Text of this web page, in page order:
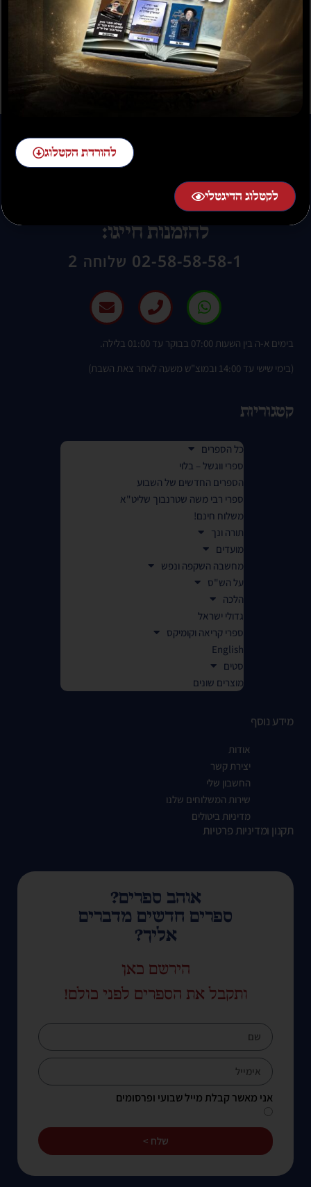
תשועה ברוב יועץ
₪35.00 ₪ 15.00
תשובה מאת הרב ראובן
לויכטר שליטא
20.00 – ₪30.00
להזמנות חייגו:
02-58-58-58-1 שלוחה 2
בימים א-ה בין השעות 07:00 בבוקר עד 01:00 בלילה.
(בימי שישי עד 14:00 ובמוצ"ש משעה לאחר צאת השבת)
קטגוריות
כל הספרים
ספרי ווגשל – בלוי
הספרים החדשים של השבוע
ספרי רבי משה שטרנבוך שליט"א
משלוח חינם!
תורה ונך
מועדים
מחשבה השקפה ונפש
על הש"ס
הלכה
גדולי ישראל
ספרי קריאה וקומיקס
English
סטים
מוצרים שונים
מידע נוסף
אודות
יצירת קשר
החשבון שלי
שירות המשלוחים שלנו
מדיניות ביטולים
תקנון ומדיניות פרטיות
אוהב ספרים?
ספרים חדשים מדברים
אליך?
הירשם כאן
ותקבל את הספרים לפני כולם!
אני מאשר קבלת מייל שבועי ופרסומים
שלח >
להורדת הקטלוג
לקטלוג הדיגטלי